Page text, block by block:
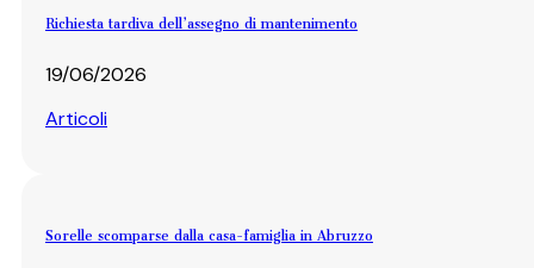
Richiesta tardiva dell’assegno di mantenimento
19/06/2026
Articoli
Sorelle scomparse dalla casa-famiglia in Abruzzo